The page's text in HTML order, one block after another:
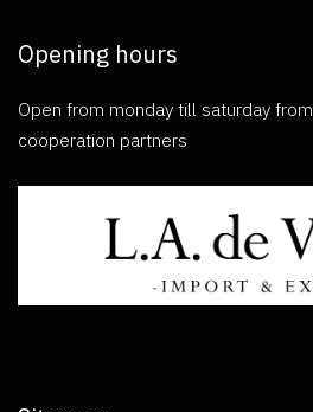
Opening hours
Open from monday till saturday
cooperation partners